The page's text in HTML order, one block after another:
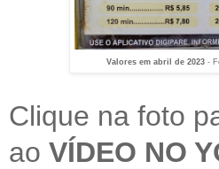
Valores em abril de 2023-
Clique na foto
ao VÍDEO NO